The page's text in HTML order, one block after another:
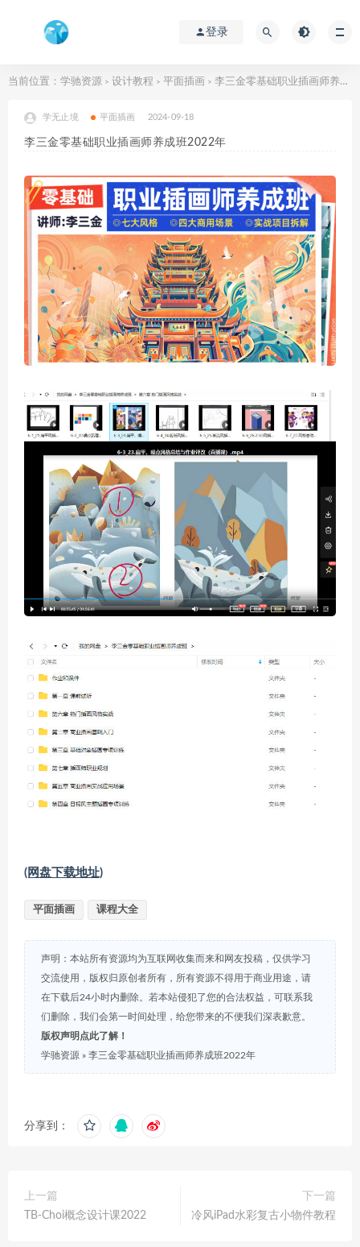
登录
当前位置： 学驰资源 > 设计教程 > 平面插画 > 李三金零基础职业插画师养成班2022年
学无止境 平面插画 2024-09-18
李三金零基础职业插画师养成班2022年
(网盘下载地址)
平面插画 课程大全
声明：本站所有资源均为互联网收集而来和网友投稿，仅供学习
交流使用，版权归原创者所有，所有资源不得用于商业用途，请
在下载后24小时内删除。若本站侵犯了您的合法权益，可联系我
们删除，我们会第一时间处理，给您带来的不便我们深表歉意。
版权声明点此了解！
学驰资源 » 李三金零基础职业插画师养成班2022年
分享到：
上一篇
TB-Choi概念设计课2022
下一篇
冷风iPad水彩复古小物件教程